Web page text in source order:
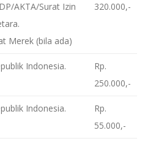
AKTA/Surat Izin
Merek (bila ada)
320.000,-
Indonesia.
Rp.
250.000,-
Indonesia.
Rp.
55.000,-